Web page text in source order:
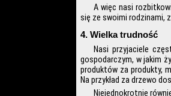
A więc nasi
się ze swoimi rodzinami,
4. Wielka trudność
Nasi przyjaciele
gospodarczym, w jakim
produktów za produkty,
Na przykład za drzewo
Niejednokrotnie